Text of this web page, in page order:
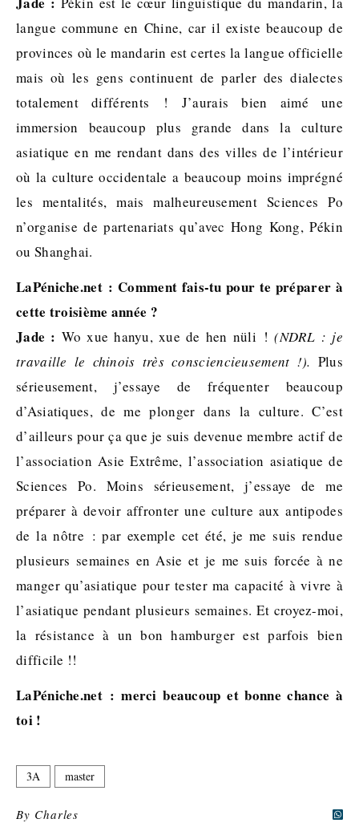
langue commune en Chine, car il existe beaucoup de
provinces où le mandarin est certes la langue officielle
mais où les gens continuent de parler des dialectes
totalement différents ! J’aurais bien aimé une
immersion beaucoup plus grande dans la culture
asiatique en me rendant dans des villes de l’intérieur
où la culture occidentale a beaucoup moins imprégné
les mentalités, mais malheureusement Sciences Po
n’organise de partenariats qu’avec Hong Kong, Pékin
ou Shanghai.
LaPéniche.net : Comment fais-tu pour te préparer à
cette troisième année ?
Jade : Wo xue hanyu, xue de hen nüli !(NDRL : je
travaille le chinois très consciencieusement !). Plus
sérieusement, j’essaye de fréquenter beaucoup
d’Asiatiques, de me plonger dans la culture. C’est
d’ailleurs pour ça que je suis devenue membre actif de
l’association Asie Extrême, l’association asiatique de
Sciences Po. Moins sérieusement, j’essaye de me
préparer à devoir affronter une culture aux antipodes
de la nôtre : par exemple cet été, je me suis rendue
plusieurs semaines en Asie et je me suis forcée à ne
manger qu’asiatique pour tester ma capacité à vivre à
l’asiatique pendant plusieurs semaines. Et croyez-moi,
la résistance à un bon hamburger est parfois bien
difficile !!
LaPéniche.net : merci beaucoup et bonne chance à
toi !
3A master
By Charles